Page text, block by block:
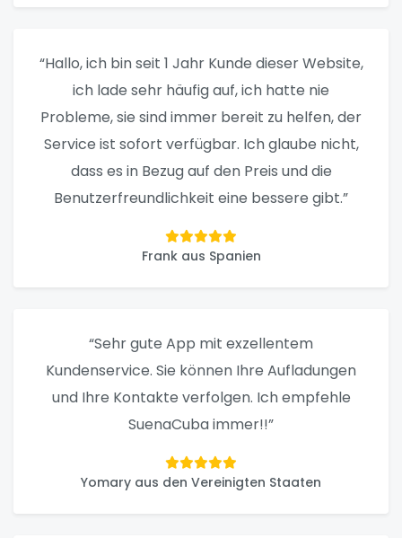
“Hallo, ich bin seit 1 Jahr Kunde dieser Website,
ich lade sehr häufig auf, ich hatte nie
Probleme, sie sind immer bereit zu helfen, der
Service ist sofort verfügbar. Ich glaube nicht,
dass es in Bezug auf den Preis und die
Benutzerfreundlichkeit eine bessere gibt.”
Frank aus Spanien
“Sehr gute App mit exzellentem
Kundenservice. Sie können Ihre Aufladungen
und Ihre Kontakte verfolgen. Ich empfehle
SuenaCuba immer!!”
Yomary aus den Vereinigten Staaten